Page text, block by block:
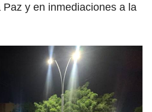
y en inmediaciones a la